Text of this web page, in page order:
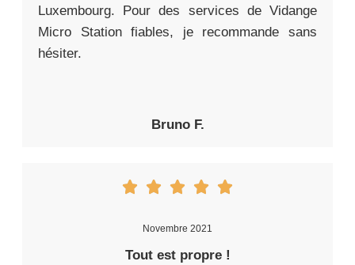
Luxembourg. Pour des services de Vidange
Micro Station fiables, je recommande sans
hésiter.
Bruno F.
Novembre 2021
Tout est propre !